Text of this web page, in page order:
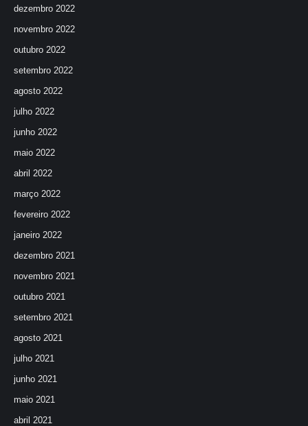
dezembro 2022
novembro 2022
outubro 2022
setembro 2022
agosto 2022
julho 2022
junho 2022
maio 2022
abril 2022
março 2022
fevereiro 2022
janeiro 2022
dezembro 2021
novembro 2021
outubro 2021
setembro 2021
agosto 2021
julho 2021
junho 2021
maio 2021
abril 2021